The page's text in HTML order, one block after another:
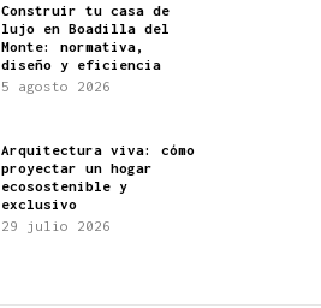
Construir tu casa de
lujo en Boadilla del
Monte: normativa,
diseño y eficiencia
5 agosto 2026
Arquitectura viva: cómo
proyectar un hogar
ecosostenible y
exclusivo
29 julio 2026